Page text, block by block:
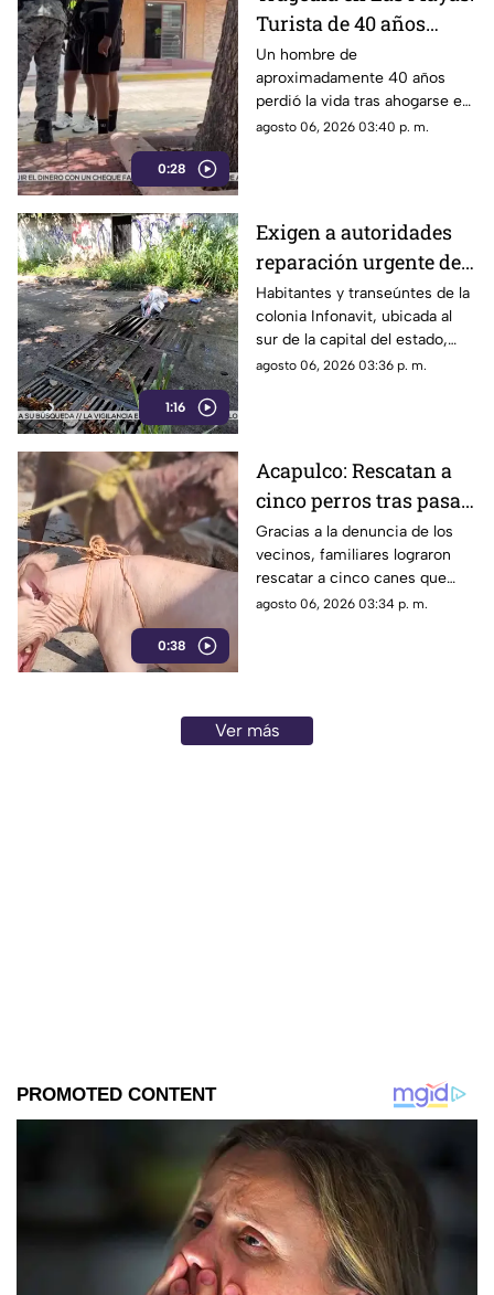
0:28
Turista de 40 años
mu3r3 ahogado en la
alberca de un hotel en
Acapulco
Un hombre de
aproximadamente 40 años
perdió la vida tras ahogarse en
la alberca de un hotel del
agosto 06, 2026 03:40 p. m.
1:16
Exigen a autoridades
reparación urgente de
alcantarilla en la
colonia Infonavit de
Chilpancingo
Habitantes y transeúntes de la
colonia Infonavit, ubicada al
sur de la capital del estado,
denunciaron la falta de
señalando que representa un
peligro constante ante el inicio
de la temporada de lluvias y el
próximo regreso a clases.
agosto 06, 2026 03:36 p. m.
0:38
Acapulco: Rescatan a
cinco perros tras pasar
seis días encerrados
por el fallecimiento de
su dueño
Gracias a la denuncia de los
vecinos, familiares lograron
rescatar a cinco canes que
habían quedado atrapados al
agosto 06, 2026 03:34 p. m.
Ver más